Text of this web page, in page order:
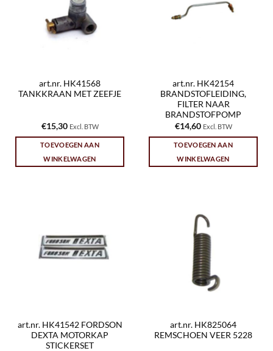
art.nr. HK41568
TANKKRAAN MET ZEEFJE
€15,30 Excl. BTW
TOEVOEGEN AAN
WINKELWAGEN
art.nr. HK42154
BRANDSTOFLEIDING,
FILTER NAAR
BRANDSTOFPOMP
€14,60 Excl. BTW
TOEVOEGEN AAN
WINKELWAGEN
art.nr. HK41542 FORDSON
DEXTA MOTORKAP
STICKERSET
art.nr. HK825064
REMSCHOEN VEER 5228